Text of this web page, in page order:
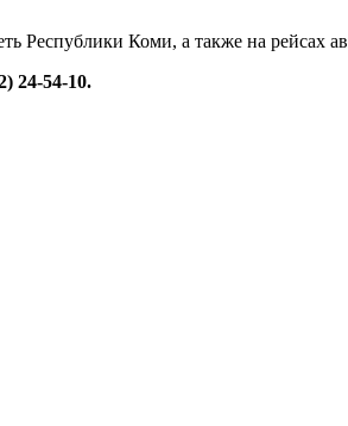
Республики Коми, а также на рейсах
24-54-10.